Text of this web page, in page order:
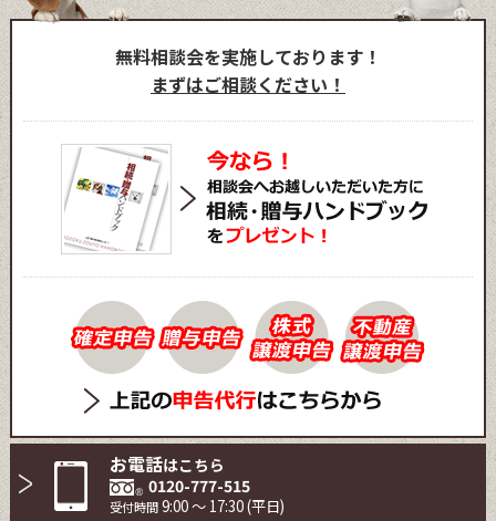
無料相談会を実施しております！
まずはご相談ください！
お電話はこちら
0120-777-515
受付時間9:00 ～ 17:30 (平日)